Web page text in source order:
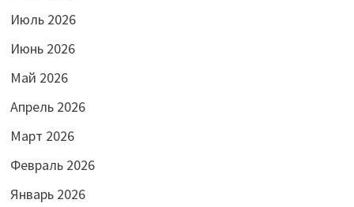
Июль 2026
Июнь 2026
Май 2026
Апрель 2026
Март 2026
Февраль 2026
Январь 2026